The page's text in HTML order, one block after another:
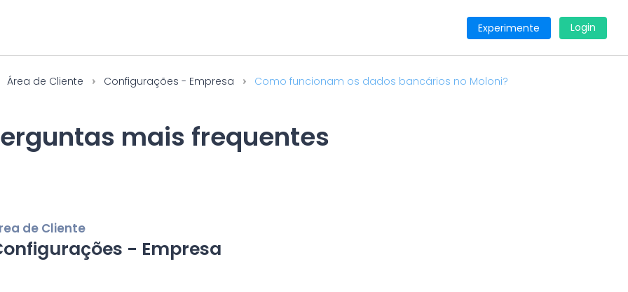
Experimente Login
Área de Cliente Configurações - Empresa Como funcionam os dados bancários no Moloni?
mais frequentes
de Cliente
- Empresa